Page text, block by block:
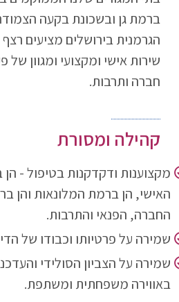
ברמת גן ובשכונת בקעה
הגרמנית בירושלים מציעים
שירות אישי ומקצועי ומגוון של
חברה ותרבות.
קהילה ומסורת
מקצוענות ודקדקנות בטיפול - הן
האישי, הן ברמת המלונאות והן
החברה, הפנאי והתרבות.
שמירה על פרטיותו וכבודו של
שמירה על הצביון הסולידי
באווירה משפחתית ומשתפת.